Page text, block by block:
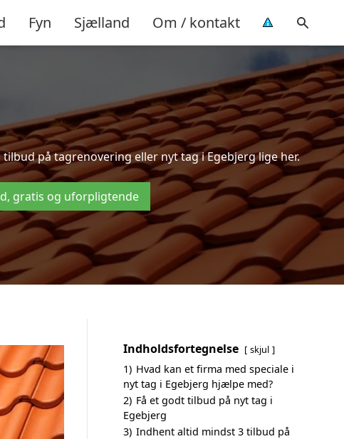
Fyn Sjælland Om / kontakt
på tagrenovering eller nyt tag i Egebjerg lige her.
gratis og uforpligtende
Indholdsfortegnelse skjul
1) Hvad kan et firma med speciale i
nyt tag i Egebjerg hjælpe med?
2) Få et godt tilbud på nyt tag i
Egebjerg
3) Indhent altid mindst 3 tilbud på